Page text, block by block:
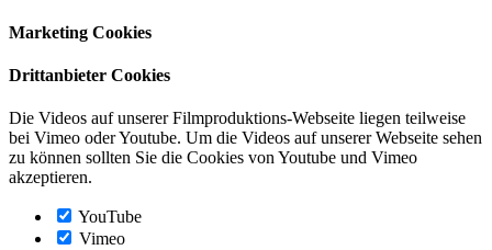
Marketing Cookies
Drittanbieter Cookies
Die Videos auf unserer Filmproduktions-Webseite liegen teilweise
bei Vimeo oder Youtube. Um die Videos auf unserer Webseite sehen
zu können sollten Sie die Cookies von Youtube und Vimeo
akzeptieren.
YouTube
Vimeo